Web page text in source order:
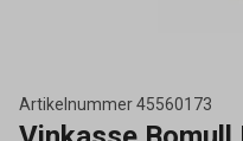
Artikelnummer45560173